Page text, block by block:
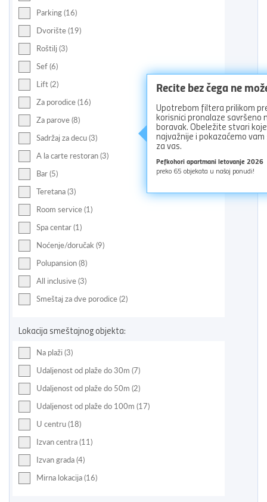
Recite bez čega ne
Upotrebom filtera prilikom
korisnici pronalaze savršeno
boravak. Obeležite stvari
najvažnije i pokazaćemo
za vas.
Pefkohori apartmani letovanje 2026
preko 65 objekata u našoj ponudi!
Parking (16)
Dvorište (19)
Roštilj (3)
Sef (6)
Lift (2)
Za porodice (16)
Za parove (8)
Sadržaj za decu (3)
A la carte restoran (3)
Bar (5)
Teretana (3)
Room service (1)
Spa centar (1)
Noćenje/doručak (9)
Polupansion (8)
All inclusive (3)
Smeštaj za dve porodice (2)
Lokacija smeštajnog objekta:
Na plaži (3)
Udaljenost od plaže do 30m (7)
Udaljenost od plaže do 50m (2)
Udaljenost od plaže do 100m (17)
U centru (18)
Izvan centra (11)
Izvan grada (4)
Mirna lokacija (16)